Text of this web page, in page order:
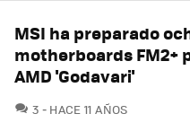
MSI ha preparado
motherboards FM2+
AMD 'Godavari'
3 COMENTARIOS
HACE 11 AÑOS